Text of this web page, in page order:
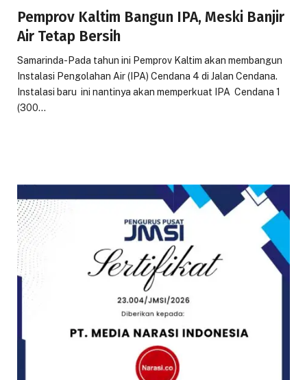
Pemprov Kaltim Bangun IPA, Meski Banjir
Air Tetap Bersih
Samarinda-Pada tahun ini Pemprov Kaltim akan membangun
Instalasi Pengolahan Air (IPA) Cendana 4 di Jalan Cendana.
Instalasi baru ini nantinya akan memperkuat IPA Cendana 1
(300…